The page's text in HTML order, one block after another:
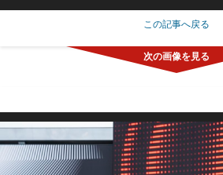
この記事へ戻る